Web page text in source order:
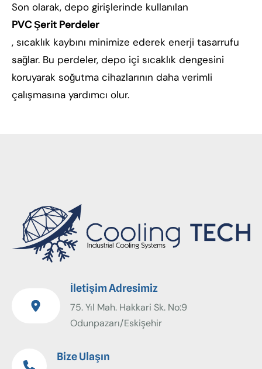
Son olarak, depo girişlerinde kullanılan
PVC Şerit Perdeler
, sıcaklık kaybını minimize ederek enerji tasarrufu
sağlar. Bu perdeler, depo içi sıcaklık dengesini
koruyarak soğutma cihazlarının daha verimli
çalışmasına yardımcı olur.
İletişim Adresimiz
75. Yıl Mah. Hakkari Sk. No:9
Odunpazarı/Eskişehir
Bize Ulaşın